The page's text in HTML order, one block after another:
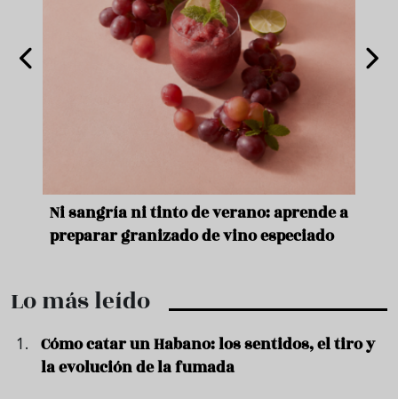
Ni sangría ni tinto de verano: aprende a
preparar granizado de vino especiado
Lo más leído
Cómo catar un Habano: los sentidos, el tiro y
la evolución de la fumada